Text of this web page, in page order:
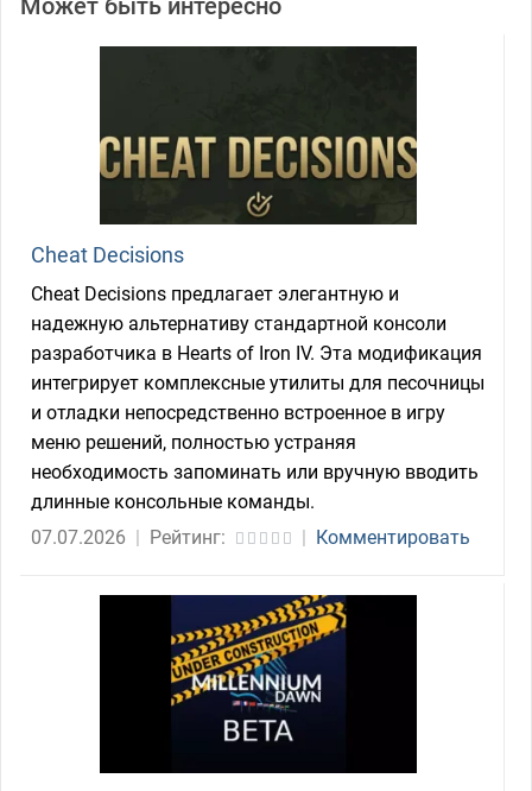
Может быть интересно
Cheat Decisions
Cheat Decisions предлагает элегантную и
надежную альтернативу стандартной консоли
разработчика в Hearts of Iron IV. Эта модификация
интегрирует комплексные утилиты для песочницы
и отладки непосредственно встроенное в игру
меню решений, полностью устраняя
необходимость запоминать или вручную вводить
длинные консольные команды.
07.07.2026 | Рейтинг: | Комментировать